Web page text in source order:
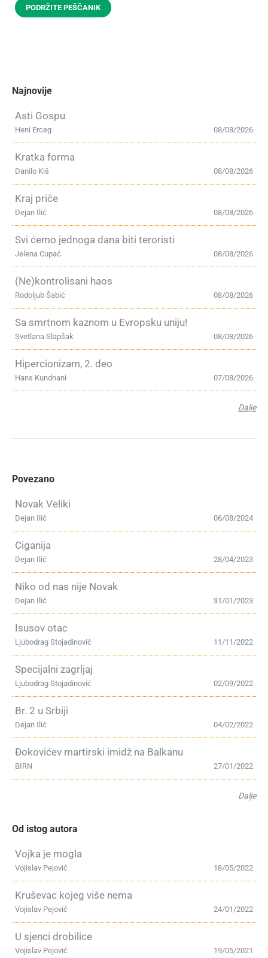
PODRŽITE PEŠČANIK
Najnovije
Asti Gospu
08/08/2026
Heni Erceg
Kratka forma
08/08/2026
Danilo Kiš
Kraj priče
08/08/2026
Dejan Ilić
Svi ćemo jednoga dana biti teroristi
08/08/2026
Jelena Cupać
(Ne)kontrolisani haos
08/08/2026
Rodoljub Šabić
Sa smrtnom kaznom u Evropsku uniju!
08/08/2026
Svetlana Slapšak
Hipercionizam, 2. deo
07/08/2026
Hans Kundnani
Dalje
Povezano
Novak Veliki
06/08/2024
Dejan Ilić
Ciganija
28/04/2023
Dejan Ilić
Niko od nas nije Novak
31/01/2023
Dejan Ilić
Isusov otac
11/11/2022
Ljubodrag Stojadinović
Specijalni zagrljaj
02/09/2022
Ljubodrag Stojadinović
Br. 2 u Srbiji
04/02/2022
Dejan Ilić
Đokovićev martirski imidž na Balkanu
27/01/2022
BIRN
Dalje
Od istog autora
Vojka je mogla
18/05/2022
Vojislav Pejović
Kruševac kojeg više nema
24/01/2022
Vojislav Pejović
U sjenci drobilice
19/05/2021
Vojislav Pejović